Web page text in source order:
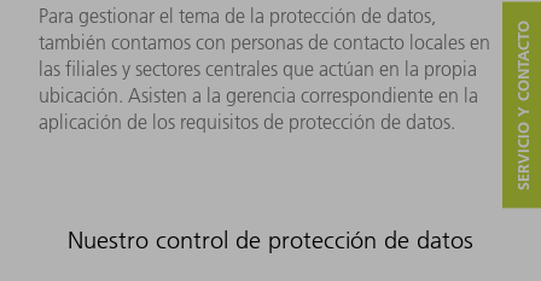
Para gestionar el tema de la protección de datos,
también contamos con personas de contacto locales en
las filiales y sectores centrales que actúan en la propia
ubicación. Asisten a la gerencia correspondiente en la
aplicación de los requisitos de protección de datos.
Nuestro control de protección de datos
SERVICIO Y CONTACTO